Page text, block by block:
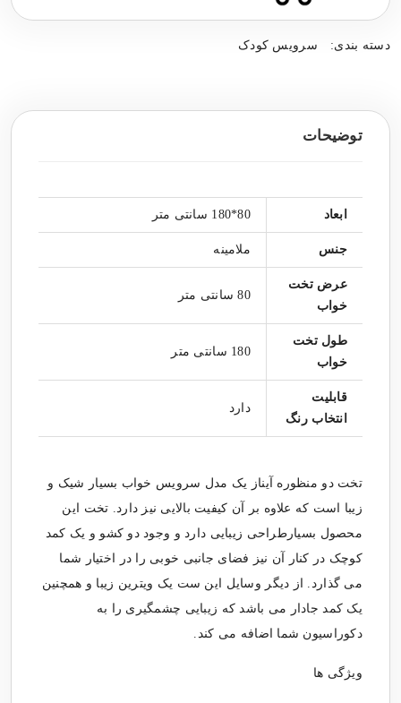
دسته بندی: سرویس کودک
توضیحات
ابعاد 80*180 سانتی متر
جنس ملامینه
عرض تخت
خواب
80 سانتی متر
طول تخت
خواب
180 سانتی متر
قابلیت
انتخاب رنگ
دارد
تخت دو منظوره آیناز یک مدل سرویس خواب بسیار شیک و
زیبا است که علاوه بر آن کیفیت بالایی نیز دارد. تخت این
محصول بسیارطراحی زیبایی دارد و وجود دو کشو و یک کمد
کوچک در کنار آن نیز فضای جانبی خوبی را در اختیار شما
می گذارد. از دیگر وسایل این ست یک ویترین زیبا و همچنین
یک کمد جادار می باشد که زیبایی چشمگیری را به
دکوراسیون شما اضافه می کند.
ویژگی ها